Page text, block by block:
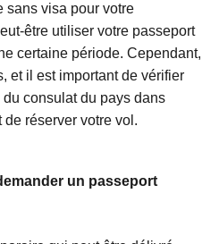
sans visa pour votre
être utiliser votre passeport
certaine période. Cependant,
et il est important de vérifier
consulat du pays dans
réserver votre vol.
un passeport